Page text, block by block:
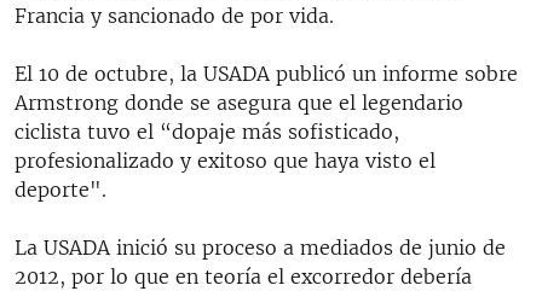
Francia y sancionado de por vida.
El 10 de octubre, la USADA publicó un informe sobre
Armstrong donde se asegura que el legendario
ciclista tuvo el “dopaje más sofisticado,
profesionalizado y exitoso que haya visto el
deporte".
La USADA inició su proceso a mediados de junio de
2012, por lo que en teoría el excorredor debería